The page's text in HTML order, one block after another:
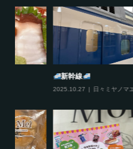
おすそわけ
日々ミヤノマエ